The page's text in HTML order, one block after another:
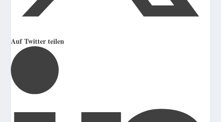
Auf Twitter teilen